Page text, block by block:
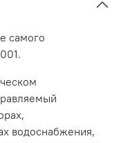
самого
водоснабжения,